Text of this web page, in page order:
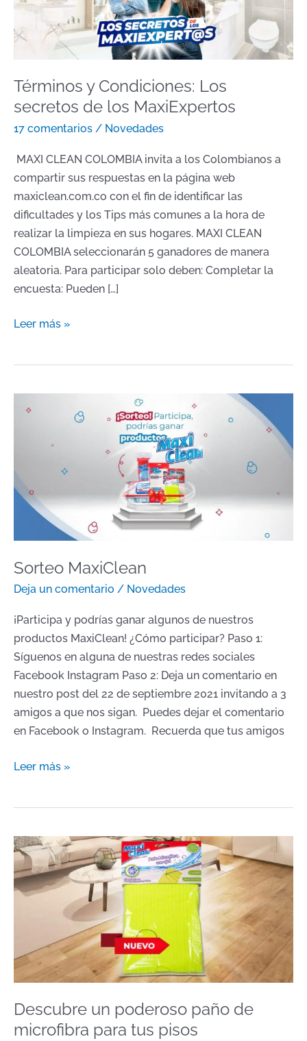
Términos y Condiciones: Los
secretos de los MaxiExpertos
17 comentarios / Novedades
MAXI CLEAN COLOMBIA invita a los Colombianos a
compartir sus respuestas en la página web
maxiclean.com.co con el fin de identificar las
dificultades y los Tips más comunes a la hora de
realizar la limpieza en sus hogares. MAXI CLEAN
COLOMBIA seleccionarán 5 ganadores de manera
aleatoria. Para participar solo deben: Completar la
encuesta: Pueden […]
de
Leer más »
Sorteo MaxiClean
Deja un comentario / Novedades
¡Participa y podrías ganar algunos de nuestros
productos MaxiClean! ¿Cómo participar? Paso 1:
Síguenos en alguna de nuestras redes sociales
Facebook Instagram Paso 2: Deja un comentario en
nuestro post del 22 de septiembre 2021 invitando a 3
amigos a que nos sigan. Puedes dejar el comentario
en Facebook o Instagram. Recuerda que tus amigos
Leer más »
Descubre un poderoso paño de
microfibra para tus pisos
Descubre
un
poderoso
paño
microfibra
para
tus